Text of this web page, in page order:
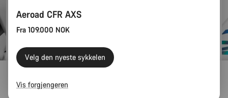
Aeroad CFR AXS
Aeroad CFR AXS
Fra 109.000 NOK
Velg den nyeste sykkelen
Vis forgjengeren